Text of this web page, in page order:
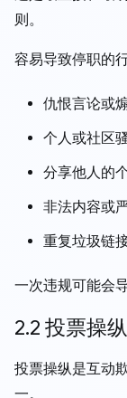
则。
容易导致停职的
仇恨言论或
个人或社区
分享他人的
非法内容或
重复垃圾链
一次违规可能会
2.2 投票操纵
投票操纵是互动
一。